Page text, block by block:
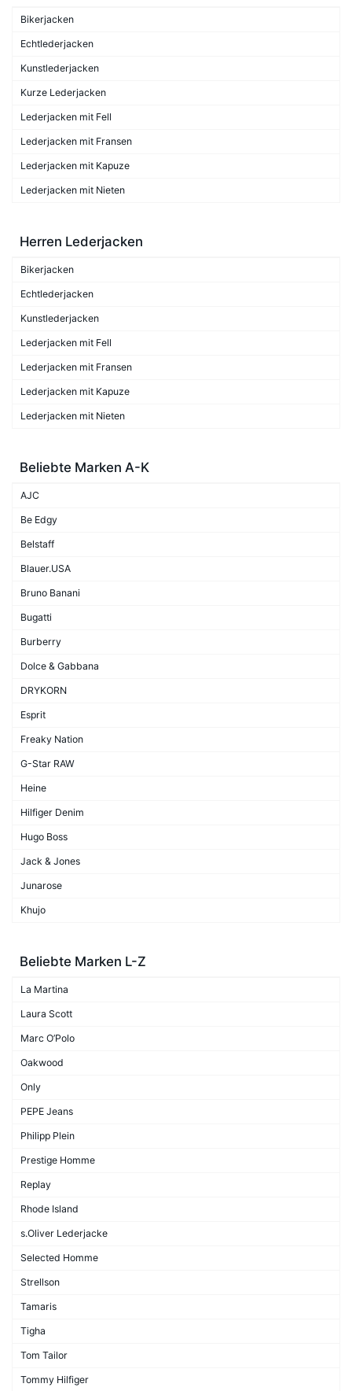
Bikerjacken
Echtlederjacken
Kunstlederjacken
Kurze Lederjacken
Lederjacken mit Fell
Lederjacken mit Fransen
Lederjacken mit Kapuze
Lederjacken mit Nieten
Herren Lederjacken
Bikerjacken
Echtlederjacken
Kunstlederjacken
Lederjacken mit Fell
Lederjacken mit Fransen
Lederjacken mit Kapuze
Lederjacken mit Nieten
Beliebte Marken A-K
AJC
Be Edgy
Belstaff
Blauer.USA
Bruno Banani
Bugatti
Burberry
Dolce & Gabbana
DRYKORN
Esprit
Freaky Nation
G-Star RAW
Heine
Hilfiger Denim
Hugo Boss
Jack & Jones
Junarose
Khujo
Beliebte Marken L-Z
La Martina
Laura Scott
Marc O’Polo
Oakwood
Only
PEPE Jeans
Philipp Plein
Prestige Homme
Replay
Rhode Island
s.Oliver Lederjacke
Selected Homme
Strellson
Tamaris
Tigha
Tom Tailor
Tommy Hilfiger